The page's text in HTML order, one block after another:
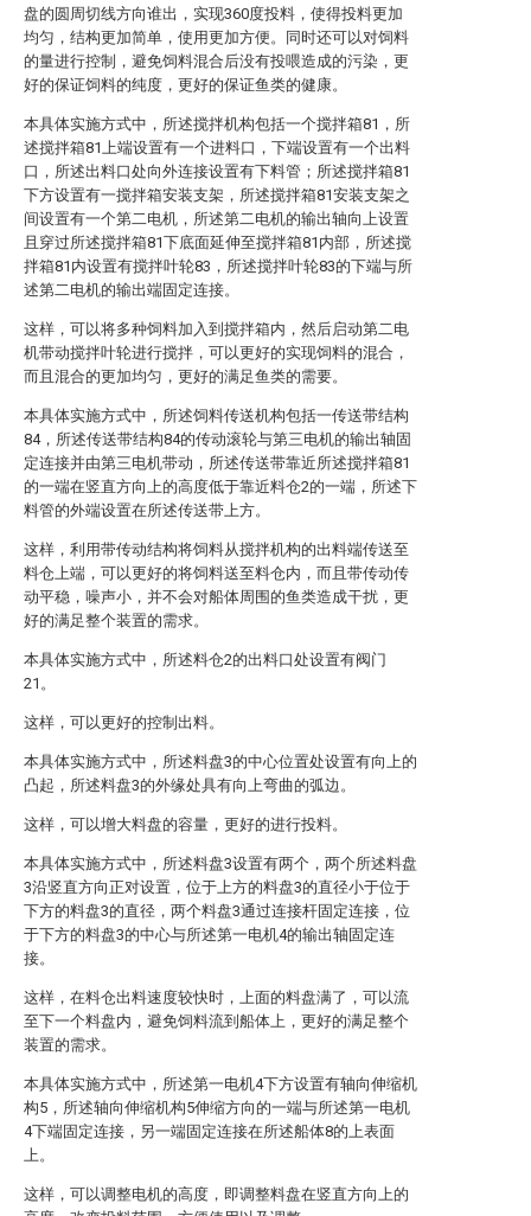
盘的圆周切线方向谁出，实现360度投料，使得投料更加
均匀，结构更加简单，使用更加方便。同时还可以对饲料
的量进行控制，避免饲料混合后没有投喂造成的污染，更
好的保证饲料的纯度，更好的保证鱼类的健康。
本具体实施方式中，所述搅拌机构包括一个搅拌箱81，所
述搅拌箱81上端设置有一个进料口，下端设置有一个出料
口，所述出料口处向外连接设置有下料管；所述搅拌箱81
下方设置有一搅拌箱安装支架，所述搅拌箱81安装支架之
间设置有一个第二电机，所述第二电机的输出轴向上设置
且穿过所述搅拌箱81下底面延伸至搅拌箱81内部，所述搅
拌箱81内设置有搅拌叶轮83，所述搅拌叶轮83的下端与所
述第二电机的输出端固定连接。
这样，可以将多种饲料加入到搅拌箱内，然后启动第二电
机带动搅拌叶轮进行搅拌，可以更好的实现饲料的混合，
而且混合的更加均匀，更好的满足鱼类的需要。
本具体实施方式中，所述饲料传送机构包括一传送带结构
84，所述传送带结构84的传动滚轮与第三电机的输出轴固
定连接并由第三电机带动，所述传送带靠近所述搅拌箱81
的一端在竖直方向上的高度低于靠近料仓2的一端，所述下
料管的外端设置在所述传送带上方。
这样，利用带传动结构将饲料从搅拌机构的出料端传送至
料仓上端，可以更好的将饲料送至料仓内，而且带传动传
动平稳，噪声小，并不会对船体周围的鱼类造成干扰，更
好的满足整个装置的需求。
本具体实施方式中，所述料仓2的出料口处设置有阀门
21。
这样，可以更好的控制出料。
本具体实施方式中，所述料盘3的中心位置处设置有向上的
凸起，所述料盘3的外缘处具有向上弯曲的弧边。
这样，可以增大料盘的容量，更好的进行投料。
本具体实施方式中，所述料盘3设置有两个，两个所述料盘
3沿竖直方向正对设置，位于上方的料盘3的直径小于位于
下方的料盘3的直径，两个料盘3通过连接杆固定连接，位
于下方的料盘3的中心与所述第一电机4的输出轴固定连
接。
这样，在料仓出料速度较快时，上面的料盘满了，可以流
至下一个料盘内，避免饲料流到船体上，更好的满足整个
装置的需求。
本具体实施方式中，所述第一电机4下方设置有轴向伸缩机
构5，所述轴向伸缩机构5伸缩方向的一端与所述第一电机
4下端固定连接，另一端固定连接在所述船体8的上表面
上。
这样，可以调整电机的高度，即调整料盘在竖直方向上的